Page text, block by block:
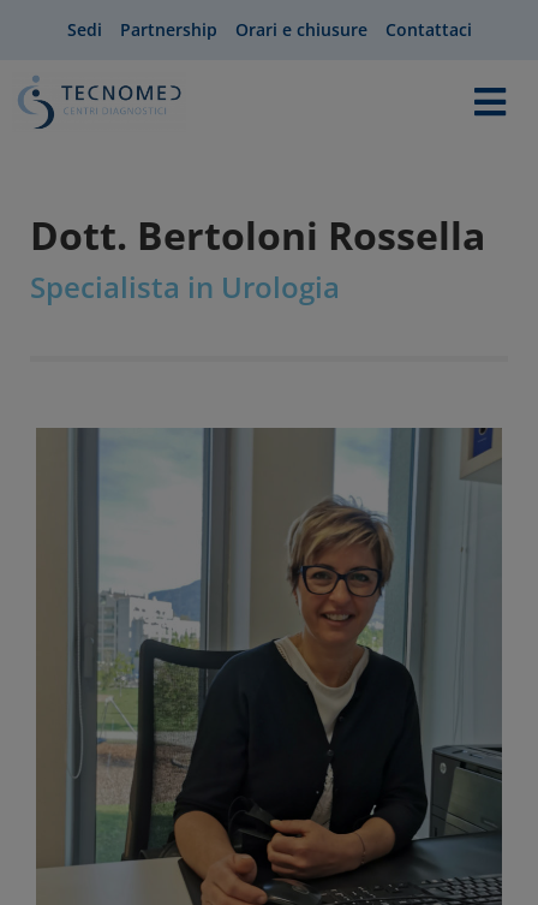
Sedi Partnership Orari e chiusure Contattaci
Dott. Bertoloni Rossella
Specialista in Urologia